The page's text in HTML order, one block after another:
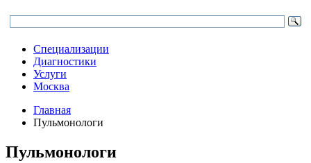
Специализации
Диагностики
Услуги
Москва
Главная
Пульмонологи
Пульмонологи